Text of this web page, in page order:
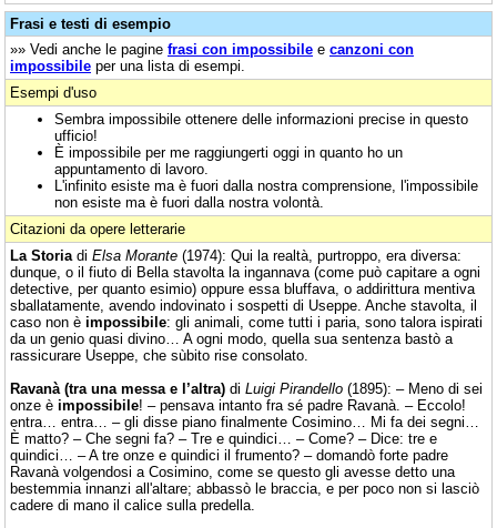
Frasi e testi di esempio
»» Vedi anche le pagine frasi con impossibile e canzoni con
impossibile per una lista di esempi.
Esempi d'uso
Sembra impossibile ottenere delle informazioni precise in questo
ufficio!
È impossibile per me raggiungerti oggi in quanto ho un
appuntamento di lavoro.
L'infinito esiste ma è fuori dalla nostra comprensione, l'impossibile
non esiste ma è fuori dalla nostra volontà.
Citazioni da opere letterarie
La Storia di Elsa Morante (1974): Qui la realtà, purtroppo, era diversa:
dunque, o il fiuto di Bella stavolta la ingannava (come può capitare a ogni
detective, per quanto esimio) oppure essa bluffava, o addirittura mentiva
sballatamente, avendo indovinato i sospetti di Useppe. Anche stavolta, il
caso non è impossibile: gli animali, come tutti i paria, sono talora ispirati
da un genio quasi divino… A ogni modo, quella sua sentenza bastò a
rassicurare Useppe, che sùbito rise consolato.
Ravanà (tra una messa e l’altra) di Luigi Pirandello (1895): – Meno di sei
onze è impossibile! – pensava intanto fra sé padre Ravanà. – Eccolo!
entra… entra… – gli disse piano finalmente Cosimino… Mi fa dei segni…
È matto? – Che segni fa? – Tre e quindici… – Come? – Dice: tre e
quindici… – A tre onze e quindici il frumento? – domandò forte padre
Ravanà volgendosi a Cosimino, come se questo gli avesse detto una
bestemmia innanzi all'altare; abbassò le braccia, e per poco non si lasciò
cadere di mano il calice sulla predella.